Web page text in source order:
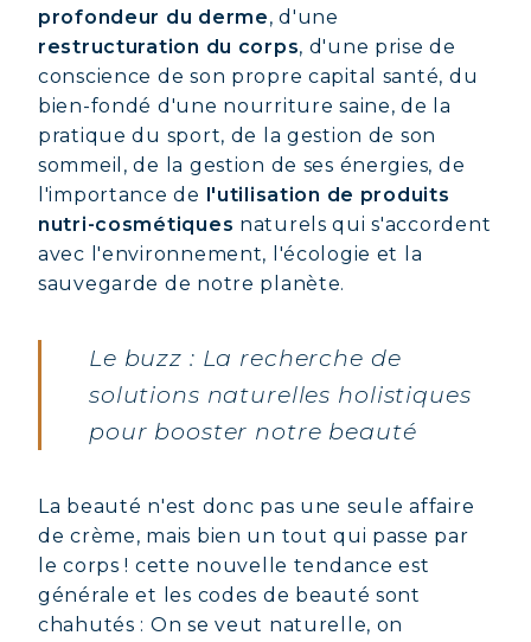
profondeur du derme, d'une
restructuration du corps, d'une prise de
conscience de son propre capital santé, du
bien-fondé d'une nourriture saine, de la
pratique du sport, de la gestion de son
sommeil, de la gestion de ses énergies, de
l'importance de l'utilisation de produits
nutri-cosmétiques naturels qui s'accordent
avec l'environnement, l'écologie et la
sauvegarde de notre planète.
Le buzz : La recherche de
solutions naturelles holistiques
pour booster notre beauté
La beauté n'est donc pas une seule affaire
de crème, mais bien un tout qui passe par
le corps ! cette nouvelle tendance est
générale et les codes de beauté sont
chahutés : On se veut naturelle, on